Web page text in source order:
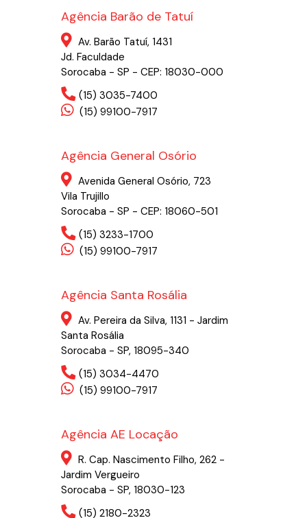
Agência Barão de Tatuí
Av. Barão Tatuí, 1431
Jd. Faculdade
Sorocaba - SP - CEP: 18030-000
(15) 3035-7400
(15) 99100-7917
Agência General Osório
Avenida General Osório, 723
Vila Trujillo
Sorocaba - SP - CEP: 18060-501
(15) 3233-1700
(15) 99100-7917
Agência Santa Rosália
Av. Pereira da Silva, 1131 - Jardim
Santa Rosália
Sorocaba - SP, 18095-340
(15) 3034-4470
(15) 99100-7917
Agência AE Locação
R. Cap. Nascimento Filho, 262 -
Jardim Vergueiro
Sorocaba - SP, 18030-123
(15) 2180-2323